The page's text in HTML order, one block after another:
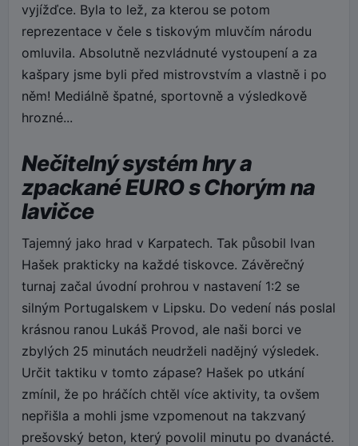
vyjížďce. Byla to lež, za kterou se potom
reprezentace v čele s tiskovým mluvčím národu
omluvila. Absolutně nezvládnuté vystoupení a za
kašpary jsme byli před mistrovstvím a vlastně i po
něm! Mediálně špatné, sportovně a výsledkově
hrozné...
Nečitelný systém hry a
zpackané EURO s Chorým na
lavičce
Tajemný jako hrad v Karpatech. Tak působil Ivan
Hašek prakticky na každé tiskovce. Závěrečný
turnaj začal úvodní prohrou v nastavení 1:2 se
silným Portugalskem v Lipsku. Do vedení nás poslal
krásnou ranou Lukáš Provod, ale naši borci ve
zbylých 25 minutách neudrželi nadějný výsledek.
Určit taktiku v tomto zápase? Hašek po utkání
zmínil, že po hráčích chtěl více aktivity, ta ovšem
nepřišla a mohli jsme vzpomenout na takzvaný
prešovský beton, který povolil minutu po dvanácté.